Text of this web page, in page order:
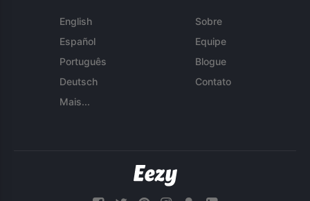
English
Español
Português
Deutsch
Mais...
Sobre
Equipe
Blogue
Contato